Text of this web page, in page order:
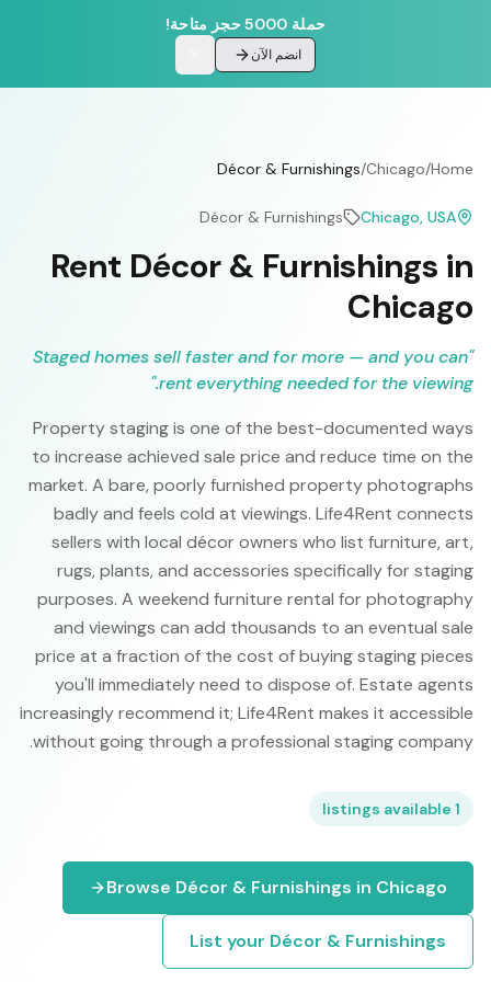
حملة 5000 حجز متاحة!
انضم الآن
Home
/
Chicago
/
Décor & Furnishings
Chicago, USA
Décor & Furnishings
Rent Décor & Furnishings in
Chicago
"
Staged homes sell faster and for more — and you can
rent everything needed for the viewing.
"
Property staging is one of the best-documented ways
to increase achieved sale price and reduce time on the
market. A bare, poorly furnished property photographs
badly and feels cold at viewings. Life4Rent connects
sellers with local décor owners who list furniture, art,
rugs, plants, and accessories specifically for staging
purposes. A weekend furniture rental for photography
and viewings can add thousands to an eventual sale
price at a fraction of the cost of buying staging pieces
you'll immediately need to dispose of. Estate agents
increasingly recommend it; Life4Rent makes it accessible
without going through a professional staging company.
1
Browse Décor & Furnishings in Chicago
List your Décor & Furnishings